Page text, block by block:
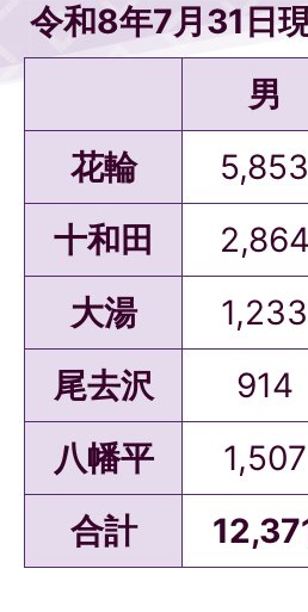
令和8年7月31日
男
花輪
5,853
十和田
2,864
大湯
1,233
尾去沢
914
八幡平
1,507
合計